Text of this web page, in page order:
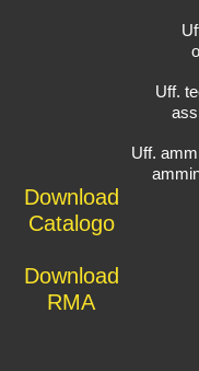
Uff.
Uff.
Download
Catalogo
Download
RMA